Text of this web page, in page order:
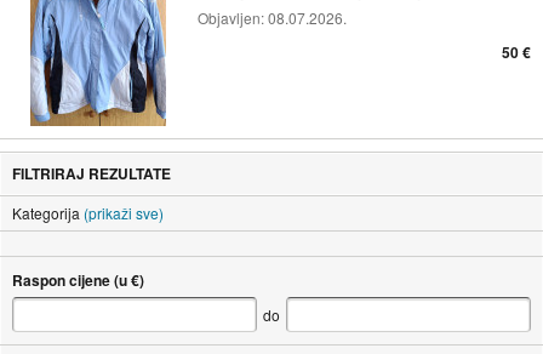
Objavljen:08.07.2026.
50 €
FILTRIRAJ REZULTATE
Kategorija (prikaži sve)
Raspon cijene (u €)
do